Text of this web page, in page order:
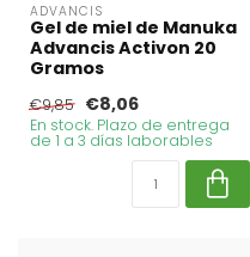
ADVANCIS
Gel de miel de Manuka
Advancis Activon 20
Gramos
€9,85 €8,06
En stock. Plazo de entrega
de 1 a 3 días laborables